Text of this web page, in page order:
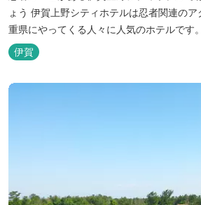
ょう 伊賀上野シティホテルは忍者関連のアクティビティを求めて三
重県にやってくる人々に人気のホテルです
忍者の内装が施された部屋がいくつかあり
トペーパーに至るまで、忍者に関連したデ
われています。 伊賀上野城や伊賀流忍者
伊賀